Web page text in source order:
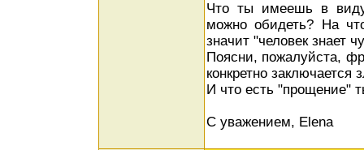
Что ты имеешь в
можно обидеть? На
значит "человек знает
Поясни, пожалуйста,
конкретно заключается
И что есть "прощение"
С уважением, Elena